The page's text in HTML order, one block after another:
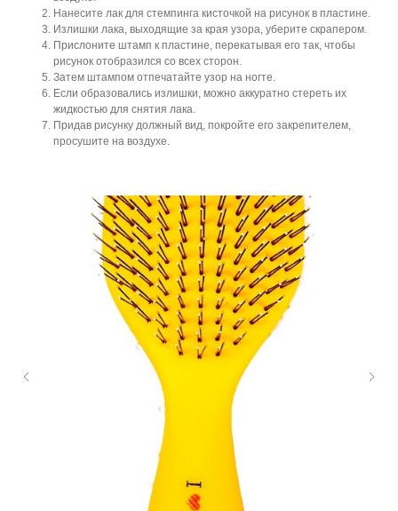
Нанесите лак для стемпинга кисточкой на рисунок в пластине.
Излишки лака, выходящие за края узора, уберите скрапером.
Прислоните штамп к пластине, перекатывая его так, чтобы
рисунок отобразился со всех сторон.
Затем штампом отпечатайте узор на ногте.
Если образовались излишки, можно аккуратно стереть их
жидкостью для снятия лака.
Придав рисунку должный вид, покройте его закрепителем,
просушите на воздухе.